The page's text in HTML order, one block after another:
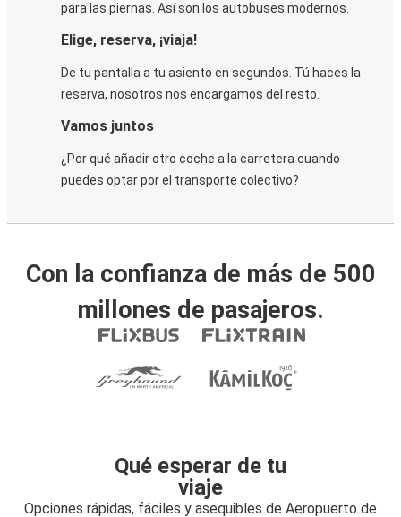
para las piernas. Así son los autobuses modernos.
Elige, reserva, ¡viaja!
De tu pantalla a tu asiento en segundos. Tú haces la
reserva, nosotros nos encargamos del resto.
Vamos juntos
¿Por qué añadir otro coche a la carretera cuando
puedes optar por el transporte colectivo?
Con la confianza de más de 500
millones de pasajeros.
Qué esperar de tu
viaje
Opciones rápidas, fáciles y asequibles de Aeropuerto de